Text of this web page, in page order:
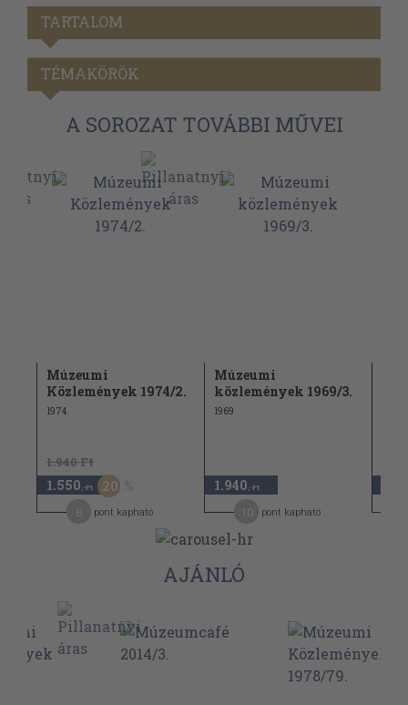
TARTALOM
TÉMAKÖRÖK
A SOROZAT TOVÁBBI MŰVEI
Múzeumi
Közlemények 1974/2.
1974
1.940 Ft
1.550 ,-Ft 20
pont kapható
Múzeumi
közlemények 1969/3.
1969
1.940 ,-Ft
pont kapható
AJÁNLÓ